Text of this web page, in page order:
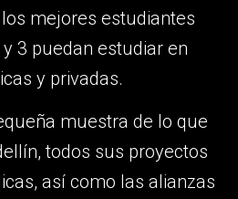
mejores estudiantes
3 puedan estudiar en
y privadas.
muestra de lo que
todos sus proyectos
así como las alianzas